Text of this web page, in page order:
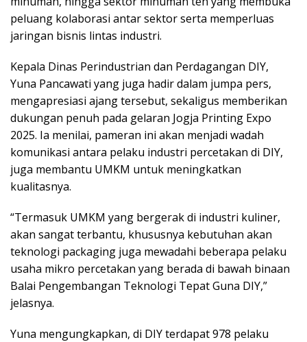
peluang kolaborasi antar sektor serta memperluas
jaringan bisnis lintas industri.
Kepala Dinas Perindustrian dan Perdagangan DIY,
Yuna Pancawati yang juga hadir dalam jumpa pers,
mengapresiasi ajang tersebut, sekaligus memberikan
dukungan penuh pada gelaran Jogja Printing Expo
2025. Ia menilai, pameran ini akan menjadi wadah
komunikasi antara pelaku industri percetakan di DIY,
juga membantu UMKM untuk meningkatkan
kualitasnya.
“Termasuk UMKM yang bergerak di industri kuliner,
akan sangat terbantu, khususnya kebutuhan akan
teknologi packaging juga mewadahi beberapa pelaku
usaha mikro percetakan yang berada di bawah binaan
Balai Pengembangan Teknologi Tepat Guna DIY,”
jelasnya.
Yuna mengungkapkan, di DIY terdapat 978 pelaku